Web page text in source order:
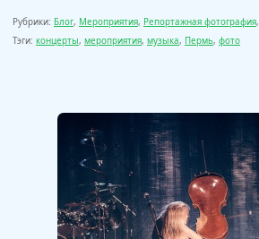
Рубрики: Блог, Мероприятия, Репортажная фотография,
Тэги: концерты, мероприятия, музыка, Пермь, фото